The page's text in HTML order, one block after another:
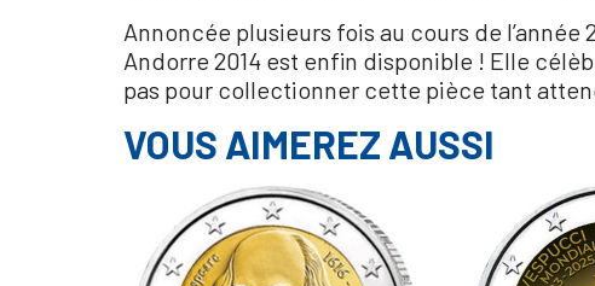
Annoncée plusieurs fois au cours de
Andorre 2014 est enfin disponible ! Elle
pas pour collectionner cette pièce tant
VOUS AIMEREZ AUSSI